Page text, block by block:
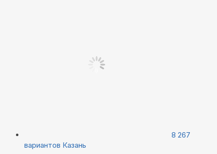
8 267
вариантов Казань